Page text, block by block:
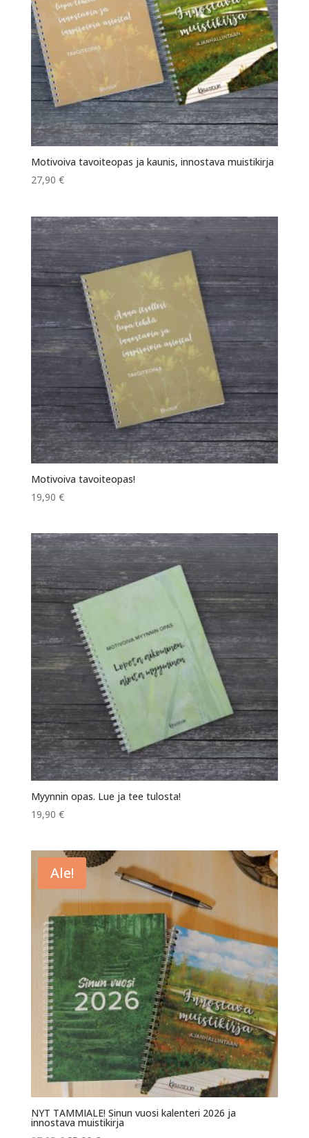
Motivoiva tavoiteopas ja kaunis, innostava muistikirja
27,90 €
Motivoiva tavoiteopas!
19,90 €
Myynnin opas. Lue ja tee tulosta!
19,90 €
Ale!
NYT TAMMIALE! Sinun vuosi kalenteri 2026 ja
innostava muistikirja